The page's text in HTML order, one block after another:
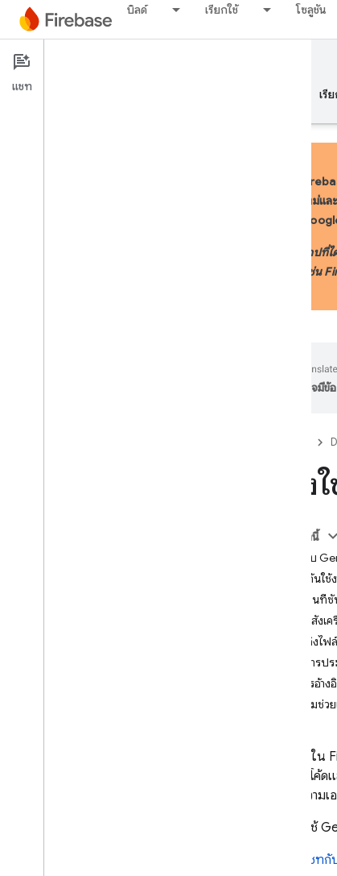
บิลด์ เรียกใช้ โซลูชัน
Documentation
ภาพรวม เรี
ใหม่แ
แอปที่
(เช่น
อาจมี
ลอ
ในหน้านี้
แชทกับ
เริ่มต้นใ
ทำงานที่
ใช้คำสั่ง
อ้างอิงไ
จัดการป
ดูการอ้า
รับความช่
ใน
ตัวแก้ไขโค้
และ ตีความ
คุณเริ่มใช้
แชทกั
แชท